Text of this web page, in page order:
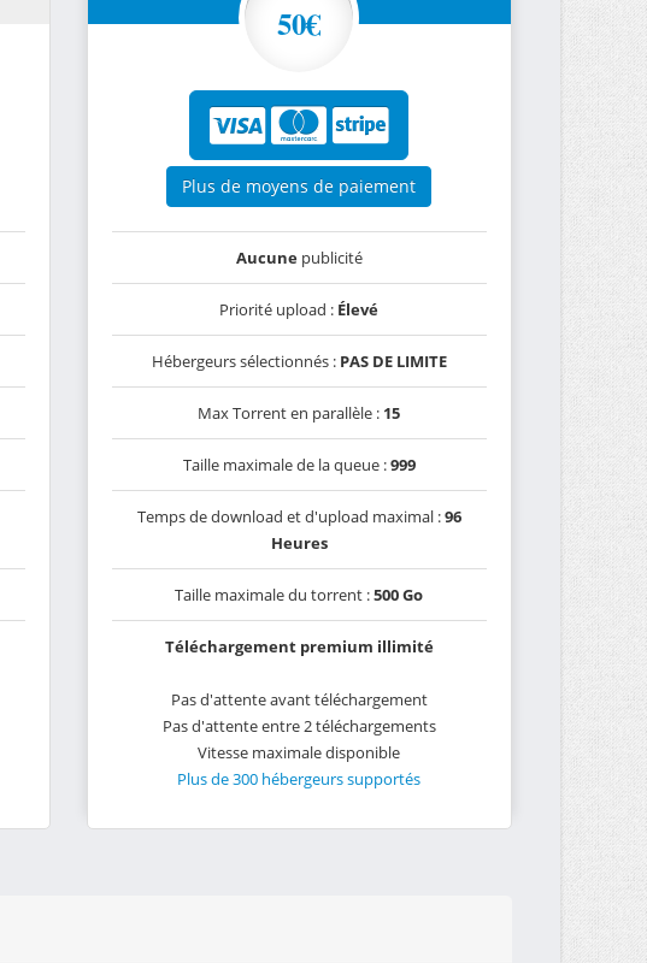
50€
Plus de moyens de paiement
Aucunepublicité
Priorité upload : Élevé
Hébergeurs sélectionnés : PAS DE LIMITE
Max Torrent en parallèle : 15
Taille maximale de la queue :999
Temps de download et d'upload maximal :96
Heures
Taille maximale du torrent :500 Go
Téléchargement premium illimité
Pas d'attente avant téléchargement
Pas d'attente entre 2 téléchargements
Vitesse maximale disponible
Plus de 300 hébergeurs supportés